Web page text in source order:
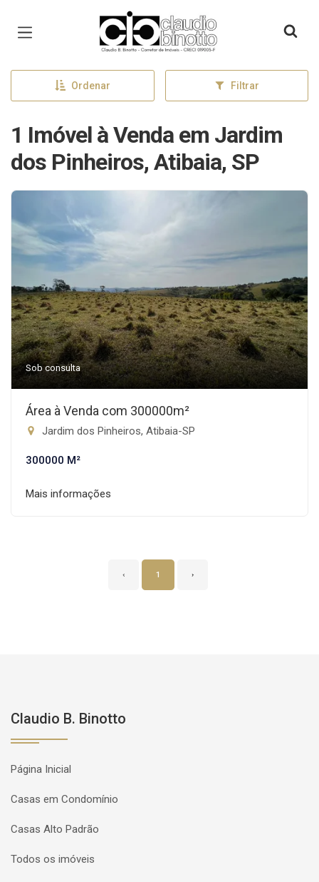
Página inicial
Ordenar Filtrar
1 Imóvel à Venda em Jardim
dos Pinheiros, Atibaia, SP
Sob consulta
Área à Venda com 300000m²
Jardim dos Pinheiros, Atibaia-SP
300000 M²
Mais informações
‹ 1 ›
Claudio B. Binotto
Página Inicial
Casas em Condomínio
Casas Alto Padrão
Todos os imóveis